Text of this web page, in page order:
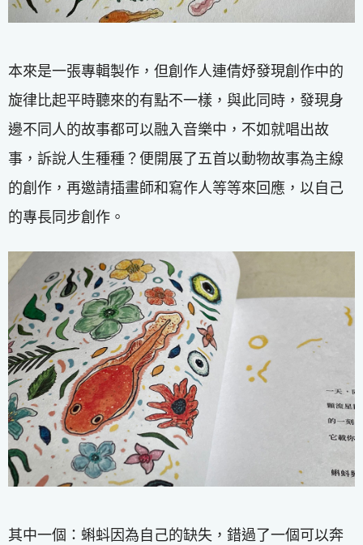
本來是一張專輯製作，但創作人連倩妤發現創作中的
旋律比起平時聽來的有點不一樣，與此同時，發現身
邊不同人的故事都可以融入音樂中，不如就唱出故
事，訴說人生種種？便開展了五首以動物故事為主線
的創作，再邀請插畫師和寫作人等等來回應，以自己
的專長同步創作。
其中一個：蝌蚪因為自己的缺失，錯過了一個可以奔